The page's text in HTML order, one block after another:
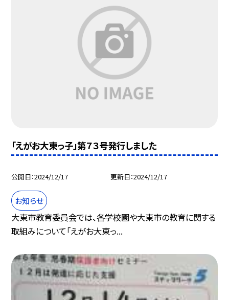
「えがお大東っ子」第７３号発行しました
公開日 2024/12/17 更新日 2024/12/17
お知らせ
大東市教育委員会では、各学校園や大東市の教育に関する
取組みについて「えがお大東っ...